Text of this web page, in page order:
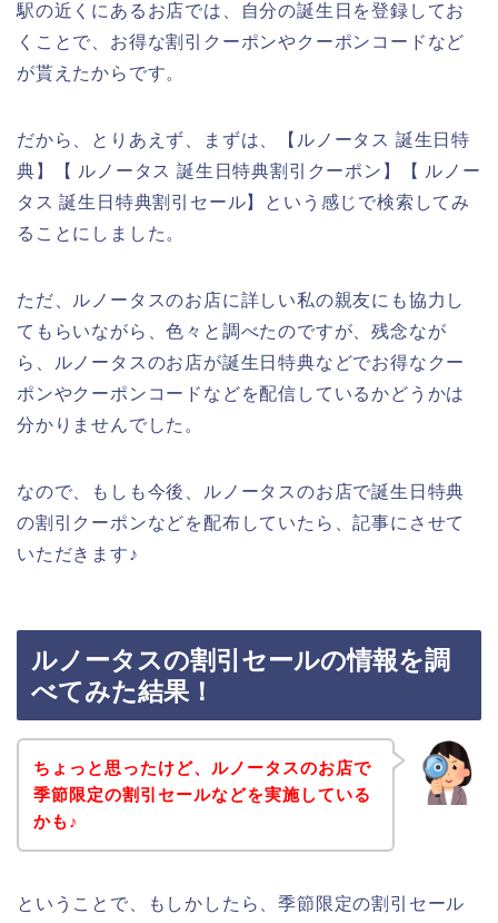
駅の近くにあるお店では、自分の誕生日を登録してお
くことで、お得な割引クーポンやクーポンコードなど
が貰えたからです。
だから、とりあえず、まずは、【ルノータス 誕生日特
典】【 ルノータス 誕生日特典割引クーポン】【 ルノー
タス 誕生日特典割引セール】という感じで検索してみ
ることにしました。
ただ、ルノータスのお店に詳しい私の親友にも協力し
てもらいながら、色々と調べたのですが、残念なが
ら、ルノータスのお店が誕生日特典などでお得なクー
ポンやクーポンコードなどを配信しているかどうかは
分かりませんでした。
なので、もしも今後、ルノータスのお店で誕生日特典
の割引クーポンなどを配布していたら、記事にさせて
いただきます♪
ルノータスの割引セールの情報を調
べてみた結果！
ちょっと思ったけど、ルノータスのお店で
季節限定の割引セールなどを実施している
かも♪
ということで、もしかしたら、季節限定の割引セール